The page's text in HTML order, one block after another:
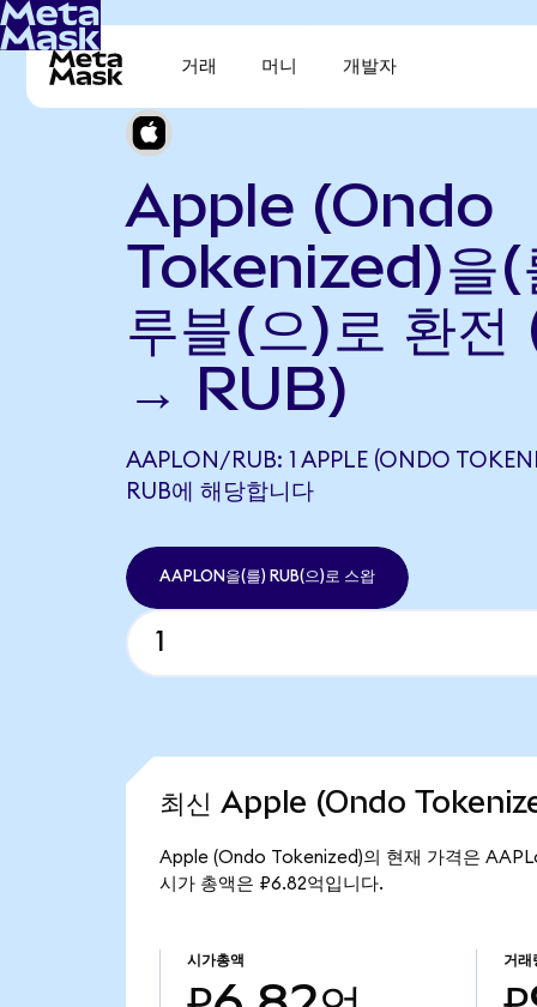
거래 머니 개발자
Apple (Ondo
Tokenized)을(
루블(으)로 환
→ RUB)
AAPLON/RUB: 1 APPLE (ONDO
RUB에 해당합니다
AAPLON을(를) RUB(으)로 스왑
최신 Apple (Ondo
Apple (Ondo Tokenized)의 현재 가격은
시가 총액은 ₽6.82억입니다.
시가총액 거래